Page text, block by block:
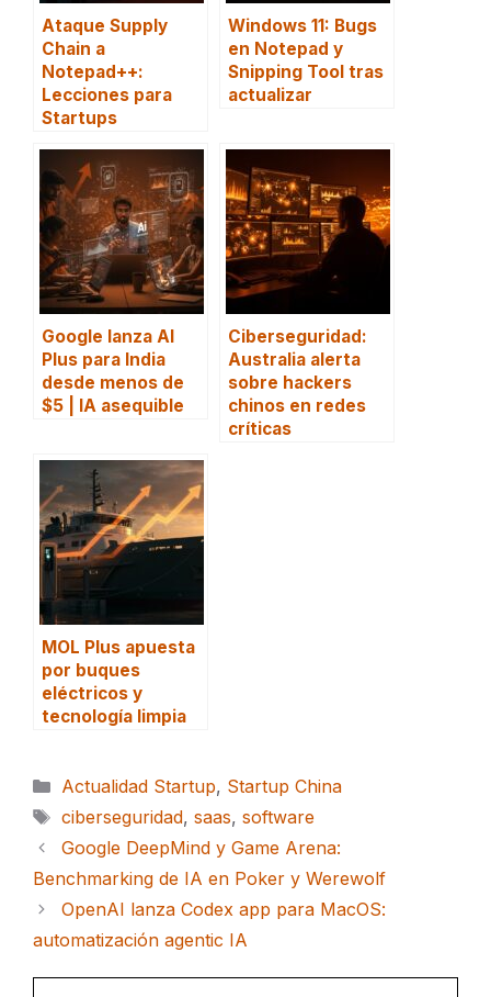
Ataque Supply
Chain a
Notepad++:
Lecciones para
Startups
Windows 11: Bugs
en Notepad y
Snipping Tool tras
actualizar
Google lanza AI
Plus para India
desde menos de
$5 | IA asequible
Ciberseguridad:
Australia alerta
sobre hackers
chinos en redes
críticas
MOL Plus apuesta
por buques
eléctricos y
tecnología limpia
Categorías
Actualidad Startup, Startup China
Etiquetas
ciberseguridad, saas, software
Google DeepMind y Game Arena:
Benchmarking de IA en Poker y Werewolf
OpenAI lanza Codex app para MacOS:
automatización agentic IA